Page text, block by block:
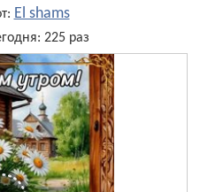
El shams
225 раз